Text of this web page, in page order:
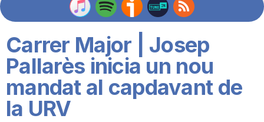
C
Carrer Major | Josep
Pallarès inicia un nou
mandat al capdavant de
la URV